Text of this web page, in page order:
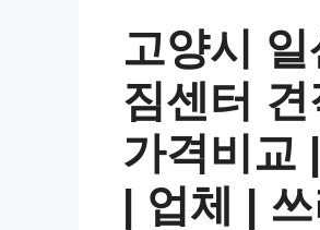
고양시
짐센터
가격비교
| 업체 |